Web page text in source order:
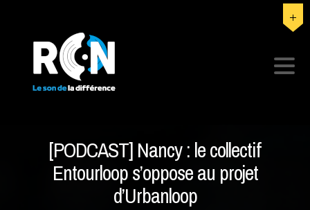
[PODCAST] Nancy : le collectif
Entourloop s’oppose au projet
d’Urbanloop